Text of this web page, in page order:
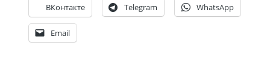
ВКонтакте Telegram WhatsApp
Email